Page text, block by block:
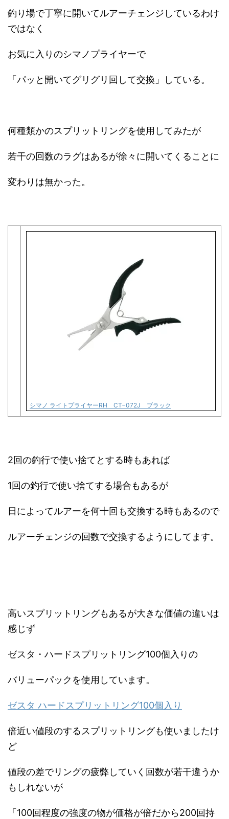
釣り場で丁寧に開いてルアーチェンジしているわけ
ではなく
お気に入りのシマノプライヤーで
「パッと開いてグリグリ回して交換」している。
何種類かのスプリットリングを使用してみたが
若干の回数のラグはあるが徐々に開いてくることに
変わりは無かった。
シマノ ライトプライヤーRH CT−072J ブラック
2回の釣行で使い捨てとする時もあれば
1回の釣行で使い捨てする場合もあるが
日によってルアーを何十回も交換する時もあるので
ルアーチェンジの回数で交換するようにしてます。
高いスプリットリングもあるが大きな価値の違いは
感じず
ゼスタ・ハードスプリットリング100個入りの
バリューパックを使用しています。
ゼスタ ハードスプリットリング100個入り
倍近い値段のするスプリットリングも使いましたけ
ど
値段の差でリングの疲弊していく回数が若干違うか
もしれないが
「100回程度の強度の物が価格が倍だから200回持